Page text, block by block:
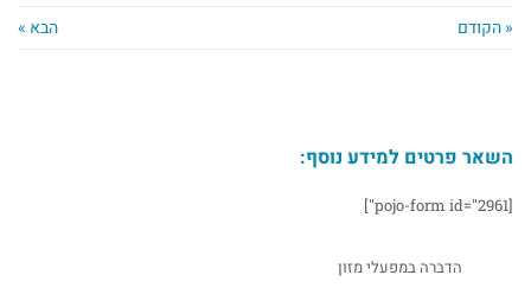
« הקודם הבא »
השאר פרטים למידע נוסף:
[pojo-form id="2961"]
הדברה במפעלי מזון